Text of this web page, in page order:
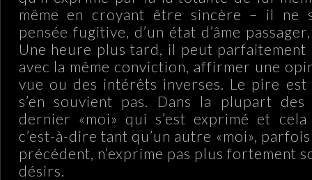
même en croyant être sincère – il ne
pensée fugitive, d’un état d’âme
Une heure plus tard, il peut parfaitement
avec la même conviction, affirmer une
vue ou des intérêts inverses. Le pire est
s’en souvient pas. Dans la plupart
dernier «moi» qui s’est exprimé et
c’est-à-dire tant qu’un autre «moi»,
précédent, n’exprime pas plus fortement
désirs.